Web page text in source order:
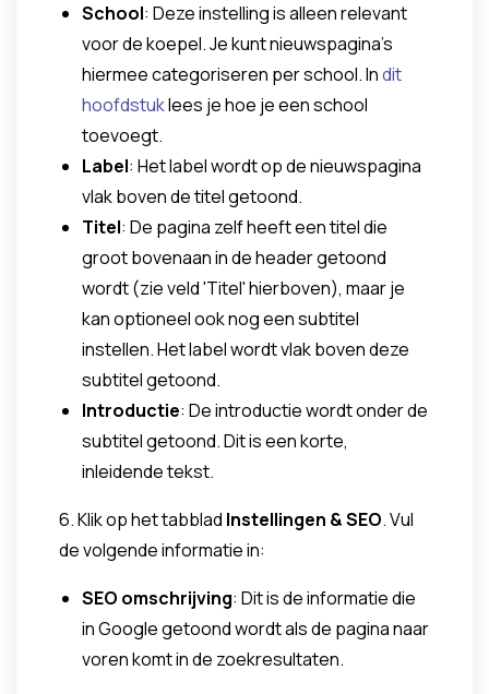
School: Deze instelling is alleen relevant
voor de koepel. Je kunt nieuwspagina's
hiermee categoriseren per school. Indit
hoofdstuklees je hoe je een school
toevoegt.
Label: Het label wordt op de nieuwspagina
vlak boven de titel getoond.
Titel: De pagina zelf heeft een titel die
groot bovenaan in de header getoond
wordt (zie veld 'Titel' hierboven), maar je
kan optioneel ook nog een subtitel
instellen. Het label wordt vlak boven deze
subtitel getoond.
Introductie: De introductie wordt onder de
subtitel getoond. Dit is een korte,
inleidende tekst.
6. Klik op het tabblad Instellingen & SEO. Vul
de volgende informatie in:
SEO omschrijving: Dit is de informatie die
in Google getoond wordt als de pagina naar
voren komt in de zoekresultaten.